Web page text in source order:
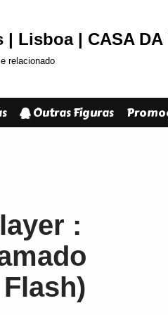
Lisboa | CASA DA
relacionado
Outras Figuras
: